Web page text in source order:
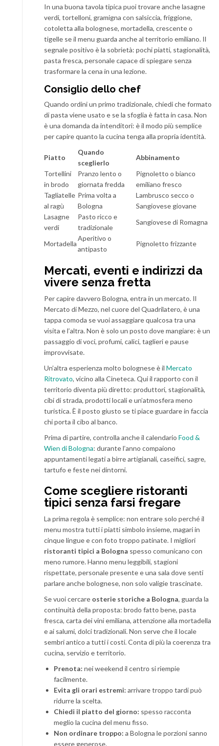
In una buona tavola tipica puoi trovare anche lasagne
verdi, tortelloni, gramigna con salsiccia, friggione,
cotoletta alla bolognese, mortadella, crescente o
tigelle se il menu guarda anche al territorio emiliano. Il
segnale positivo è la sobrietà: pochi piatti, stagionalità,
pasta fresca, personale capace di spiegare senza
trasformare la cena in una lezione.
Consiglio dello chef
Quando ordini un primo tradizionale, chiedi che formato
di pasta viene usato e se la sfoglia è fatta in casa. Non
è una domanda da intenditori: è il modo più semplice
per capire quanto la cucina tenga alla propria identità.
Piatto
Quando
sceglierlo
Abbinamento
Tortellini
in brodo
Pranzo lento o
giornata fredda
Pignoletto o bianco
emiliano fresco
Tagliatelle
al ragù
Prima volta a
Bologna
Lambrusco secco o
Sangiovese giovane
Lasagne
verdi
Pasto ricco e
tradizionale
Sangiovese di Romagna
Mortadella
Aperitivo o
antipasto
Pignoletto frizzante
Mercati, eventi e indirizzi da
vivere senza fretta
Per capire davvero Bologna, entra in un mercato. Il
Mercato di Mezzo, nel cuore del Quadrilatero, è una
tappa comoda se vuoi assaggiare qualcosa tra una
visita e l’altra. Non è solo un posto dove mangiare: è un
passaggio di voci, profumi, calici, taglieri e pause
improvvisate.
Un’altra esperienza molto bolognese è il Mercato
Ritrovato, vicino alla Cineteca. Qui il rapporto con il
territorio diventa più diretto: produttori, stagionalità,
cibi di strada, prodotti locali e un’atmosfera meno
turistica. È il posto giusto se ti piace guardare in faccia
chi porta il cibo al banco.
Prima di partire, controlla anche il calendario Food &
Wien di Bologna: durante l’anno compaiono
appuntamenti legati a birre artigianali, caseifici, sagre,
tartufo e feste nei dintorni.
Come scegliere ristoranti
tipici senza farsi fregare
La prima regola è semplice: non entrare solo perché il
menu mostra tutti i piatti simbolo insieme, magari in
cinque lingue e con foto troppo patinate. I migliori
ristoranti tipici a Bologna spesso comunicano con
meno rumore. Hanno menu leggibili, stagioni
rispettate, personale presente e una sala dove senti
parlare anche bolognese, non solo valigie trascinate.
Se vuoi cercare osterie storiche a Bologna, guarda la
continuità della proposta: brodo fatto bene, pasta
fresca, carta dei vini emiliana, attenzione alla mortadella
e ai salumi, dolci tradizionali. Non serve che il locale
sembri antico a tutti i costi. Conta di più la coerenza tra
cucina, servizio e territorio.
Prenota: nei weekend il centro si riempie
facilmente.
Evita gli orari estremi: arrivare troppo tardi può
ridurre la scelta.
Chiedi il piatto del giorno: spesso racconta
meglio la cucina del menu fisso.
Non ordinare troppo: a Bologna le porzioni sanno
essere generose.